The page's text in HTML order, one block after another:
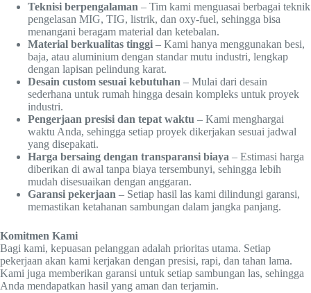
Teknisi berpengalaman – Tim kami menguasai berbagai teknik
pengelasan MIG, TIG, listrik, dan oxy-fuel, sehingga bisa
menangani beragam material dan ketebalan.
Material berkualitas tinggi – Kami hanya menggunakan besi,
baja, atau aluminium dengan standar mutu industri, lengkap
dengan lapisan pelindung karat.
Desain custom sesuai kebutuhan – Mulai dari desain
sederhana untuk rumah hingga desain kompleks untuk proyek
industri.
Pengerjaan presisi dan tepat waktu – Kami menghargai
waktu Anda, sehingga setiap proyek dikerjakan sesuai jadwal
yang disepakati.
Harga bersaing dengan transparansi biaya – Estimasi harga
diberikan di awal tanpa biaya tersembunyi, sehingga lebih
mudah disesuaikan dengan anggaran.
Garansi pekerjaan – Setiap hasil las kami dilindungi garansi,
memastikan ketahanan sambungan dalam jangka panjang.
Komitmen Kami
Bagi kami, kepuasan pelanggan adalah prioritas utama. Setiap
pekerjaan akan kami kerjakan dengan presisi, rapi, dan tahan lama.
Kami juga memberikan garansi untuk setiap sambungan las, sehingga
Anda mendapatkan hasil yang aman dan terjamin.